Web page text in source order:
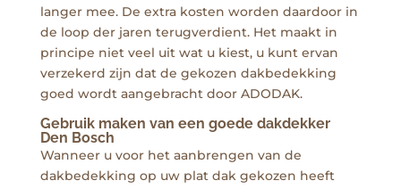
langer mee. De extra kosten worden daardoor in
de loop der jaren terugverdient. Het maakt in
principe niet veel uit wat u kiest, u kunt ervan
verzekerd zijn dat de gekozen dakbedekking
goed wordt aangebracht door ADODAK.
Gebruik maken van een goede dakdekker
Den Bosch
Wanneer u voor het aanbrengen van de
dakbedekking op uw plat dak gekozen heeft